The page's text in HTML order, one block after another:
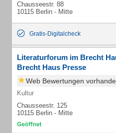
Chausseestr. 88
10115 Berlin - Mitte
Gratis-Digitalcheck
Literaturforum im Brecht
Brecht Haus Presse
Web Bewertungen
Kultur
Chausseestr. 125
10115 Berlin - Mitte